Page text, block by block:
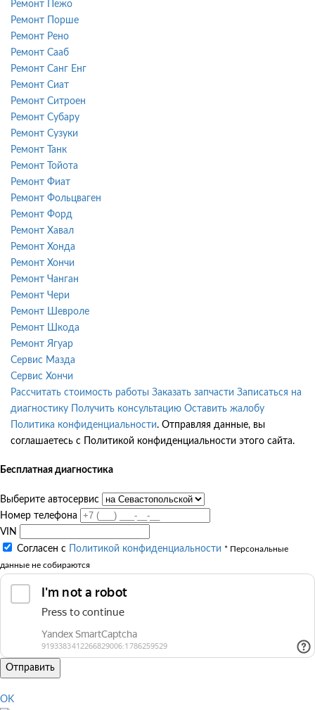
Ремонт Пежо
Ремонт Порше
Ремонт Рено
Ремонт Сааб
Ремонт Санг Енг
Ремонт Сиат
Ремонт Ситроен
Ремонт Субару
Ремонт Сузуки
Ремонт Танк
Ремонт Тойота
Ремонт Фиат
Ремонт Фольцваген
Ремонт Форд
Ремонт Хавал
Ремонт Хонда
Ремонт Хончи
Ремонт Чанган
Ремонт Чери
Ремонт Шевроле
Ремонт Шкода
Ремонт Ягуар
Сервис Мазда
Сервис Хончи
Рассчитать стоимость работы Заказать запчасти Записаться на
диагностику
Получить консультацию Оставить жалобу
Политика конфиденциальности. Отправляя данные, вы
соглашаетесь с Политикой конфиденциальности этого сайта.
Бесплатная диагностика
Выберите автосервис
Номер телефона
VIN
Согласен с
Политикой конфиденциальности * Персональные
данные не собираются
Отправить
OK